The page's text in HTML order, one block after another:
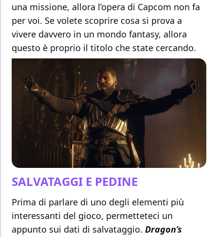
una missione, allora l’opera di Capcom non fa
per voi. Se volete scoprire cosa si prova a
vivere davvero in un mondo fantasy, allora
questo è proprio il titolo che state cercando.
SALVATAGGI E PEDINE
Prima di parlare di uno degli elementi più
interessanti del gioco, permetteteci un
appunto sui dati di salvataggio. Dragon’s